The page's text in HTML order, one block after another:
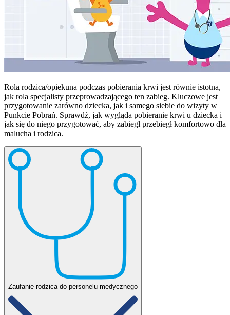
Rola rodzica/opiekuna podczas pobierania krwi jest równie istotna,
jak rola specjalisty przeprowadzającego ten zabieg. Kluczowe jest
przygotowanie zarówno dziecka, jak i samego siebie do wizyty w
Punkcie Pobrań. Sprawdź, jak wygląda pobieranie krwi u dziecka i
jak się do niego przygotować, aby zabiegł przebiegł komfortowo dla
malucha i rodzica.
Zaufanie rodzica do personelu medycznego